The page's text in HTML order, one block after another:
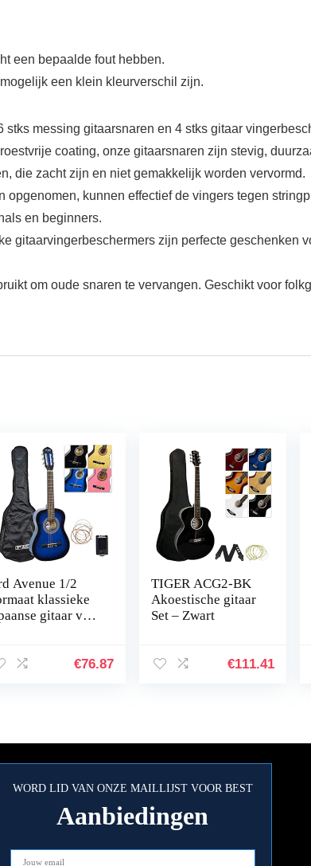
een bepaalde fout hebben.
een klein kleurverschil zijn.
messing gitaarsnaren en 4 stks gitaar
coating, onze gitaarsnaren zijn stevig,
die zacht zijn en niet gemakkelijk worden vervormd.
opgenomen, kunnen effectief de vingers tegen
en beginners.
gitaarvingerbeschermers zijn perfecte geschenken
om oude snaren te vervangen. Geschikt voor
Avenue 1/2
klassieke
gitaar voor
nylon snaren,
€76.87
TIGER ACG2-BK
Akoestische gitaar
Set – Zwart
€111.41
WORD LID VAN ONZE MAILLIJST VOOR BEST
Aanbiedingen